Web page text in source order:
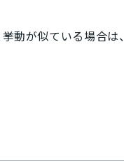
動が似ている場合は、